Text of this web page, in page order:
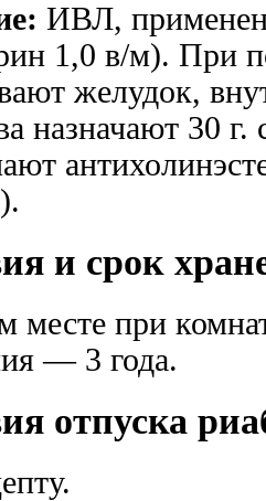
ИВЛ,
1,0 в/м). При
желудок,
назначают 30
и срок
месте при
— 3 года.
отпуска